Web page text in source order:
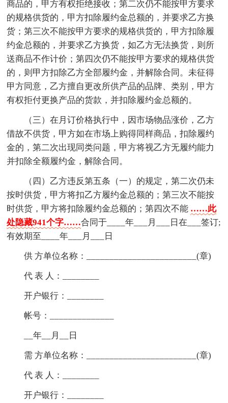
商品的，甲方有权拒绝接收；第二次仍不能按甲方要求
的规格供货的，甲方扣除履约金总额的，并要求乙方换
货；第三次不能按甲方要求的规格供货的，甲方扣除履
约金总额的，并要求乙方换货，如乙方无法换货，则所
送商品不作计价；第四次仍不能按甲方要求的规格供货
的，则甲方扣除乙方全部履约金，并解除合同。未征得
甲方同意，乙方擅自更改所供产品的品牌、类别，甲方
有权拒付更换产品的货款，并扣除履约金总额的。
（三）在月订价格执行中，因市场物品涨价，乙方
借故不供货，甲方如在市场上购得同样商品，扣除履约
金的，第二次出现同类问题，甲方将视乙方无履约能力
并扣除全额履约金，解除合同。
（四）乙方违反第五条（一）的规定，第二次仍未
按时供货，甲方将扣乙方履约金总额的；第三次不能按
时供货，甲方将扣除履约金总额的；第四次不能 ……此
处隐藏941个字……合同于____年___月___日在___签订;
有效期至____年___月___日
供 方单位名称：________________________(章)
代 表 人：________
开户银行：________
帐号：______________
__年__月__日
需 方单位名称：________________________(章)
代 表 人：________
开户银行：________